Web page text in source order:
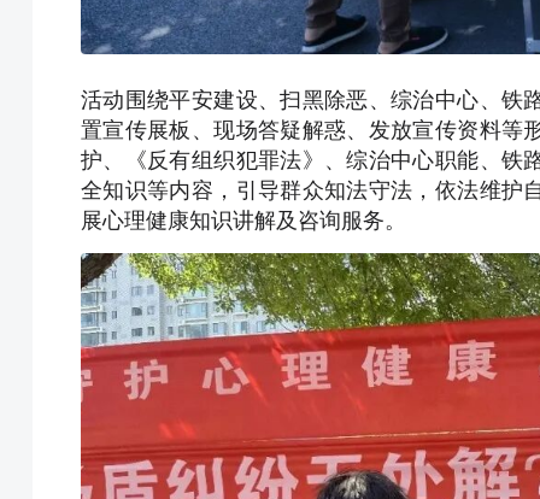
活动围绕平安建设、扫黑除恶、综治中心、铁
置宣传展板、现场答疑解惑、发放宣传资料等
护、《反有组织犯罪法》、综治中心职能、铁
全知识等内容，引导群众知法守法，依法维护
展心理健康知识讲解及咨询服务。